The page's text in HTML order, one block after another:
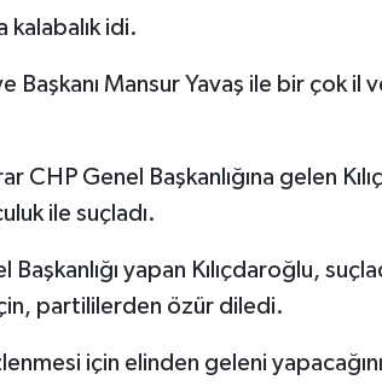
idi.
Başkanı Mansur Yavaş ile bir çok il
CHP Genel Başkanlığına gelen
ile suçladı.
Başkanlığı yapan Kılıçdaroğlu,
partililerden özür diledi.
için elinden geleni